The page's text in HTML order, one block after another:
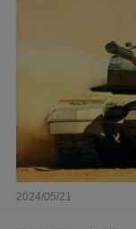
2024/05/21